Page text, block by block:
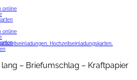
lang – Briefumschlag – Kraftpapier